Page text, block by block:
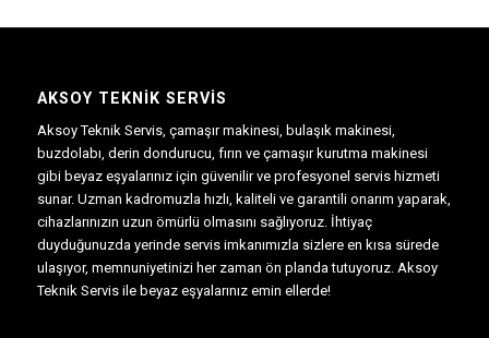
AKSOY TEKNIK SERVIS
Aksoy Teknik Servis, çamaşır makinesi, bulaşık makinesi,
buzdolabı, derin dondurucu, fırın ve çamaşır kurutma makinesi
gibi beyaz eşyalarınız için güvenilir ve profesyonel servis hizmeti
sunar. Uzman kadromuzla hızlı, kaliteli ve garantili onarım yaparak,
cihazlarınızın uzun ömürlü olmasını sağlıyoruz. İhtiyaç
duyduğunuzda yerinde servis imkanımızla sizlere en kısa sürede
ulaşıyor, memnuniyetinizi her zaman ön planda tutuyoruz. Aksoy
Teknik Servis ile beyaz eşyalarınız emin ellerde!